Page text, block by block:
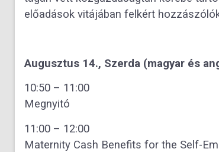
előadások vitájában felkért
Augusztus 14., Szerda (magyar és
10:50 – 11:00
Megnyitó
11:00 – 12:00
Maternity Cash Benefits for the Self-